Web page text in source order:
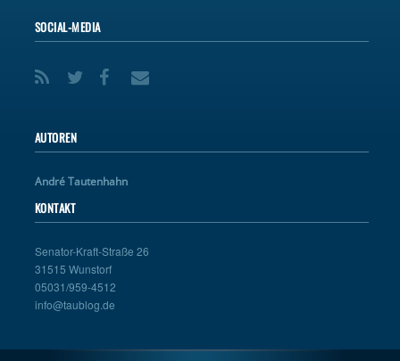
SOCIAL-MEDIA
AUTOREN
André Tautenhahn
KONTAKT
Senator-Kraft-Straße 26
31515 Wunstorf
05031/959-4512
info@taublog.de